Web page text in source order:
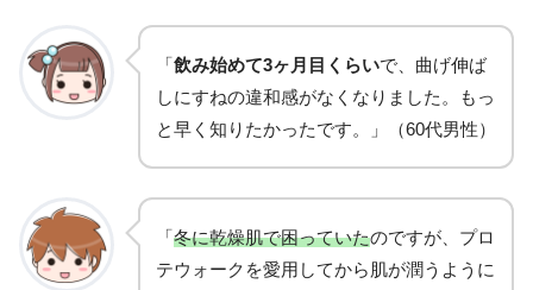
「飲み始めて3ヶ月目くらいで、曲げ伸ば
しにすねの違和感がなくなりました。もっ
と早く知りたかったです。」（60代男性）
「冬に乾燥肌で困っていたのですが、プロ
テウォークを愛用してから肌が潤うように